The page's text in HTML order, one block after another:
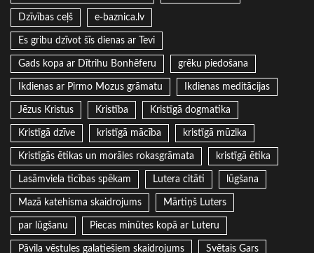
Dzīvības ceļš e-baznica.lv
Es gribu dzīvot šīs dienas ar Tevi
Gads kopa ar Dītrihu Bonhēferu grēku piedošana
Ikdienas ar Pirmo Mozus grāmatu Ikdienas meditācijas
Jēzus Kristus Kristība Kristīgā dogmatika
Kristīgā dzīve kristīgā mācība kristīgā mūzika
Kristīgās ētikas un morāles rokasgrāmata kristīgā ētika
Lasāmviela ticības spēkam Lutera citāti lūgšana
Mazā katehisma skaidrojums Mārtiņš Luters
par lūgšanu Piecas minūtes kopā ar Luteru
Pāvila vēstules galatiešiem skaidrojums Svētais Gars